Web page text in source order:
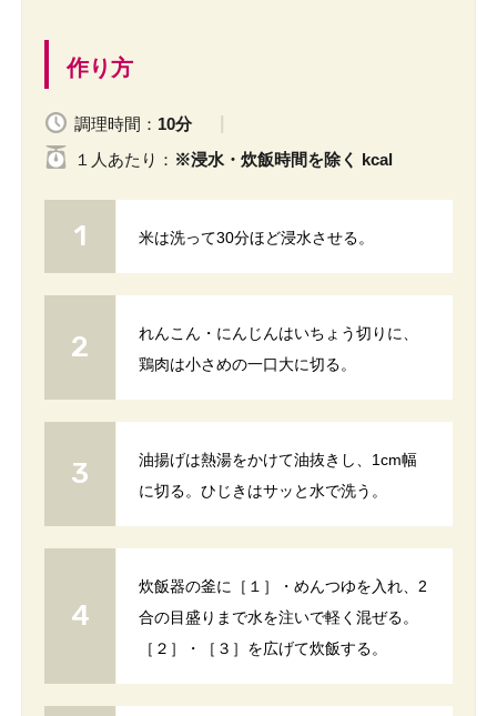
作り方
調理時間： 10分
１人 あたり ： ※浸水・炊飯時間を除く kcal
米は洗って30分ほど浸水させる。
れんこん・にんじんはいちょう切りに、
鶏肉は小さめの一口大に切る。
油揚げは熱湯をかけて油抜きし、1cm幅
に切る。ひじきはサッと水で洗う。
炊飯器の釜に［１］・めんつゆを入れ、2
合の目盛りまで水を注いで軽く混ぜる。
［２］・［３］を広げて炊飯する。